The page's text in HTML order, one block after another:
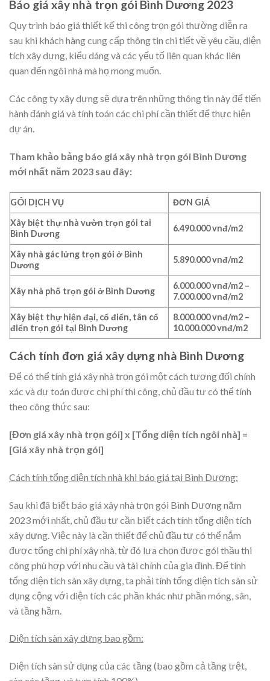
Báo giá xây nhà trọn gói Bình Dương 2023
Quy trình báo giá thiết kế thi công trọn gói thường diễn ra
sau khi khách hàng cung cấp thông tin chi tiết về yêu cầu, diện
tích xây dựng, kiểu dáng và các yếu tố liên quan khác liên
quan đến ngôi nhà mà họ mong muốn.
Các công ty xây dựng sẽ dựa trên những thông tin này để tiến
hành đánh giá và tính toán các chi phí cần thiết để thực hiện
dự án.
Tham khảo bảng báo giá xây nhà trọn gói Bình Dương
mới nhất năm 2023 sau đây:
GÓI DỊCH VỤ
ĐƠN GIÁ
Xây biệt thự nhà vườn trọn gói tai
Bình Dương
6.490.000 vnđ/m2
Xây nhà gác lửng trọn gói ở Bình
Dương
5.890.000 vnđ/m2
Xây nhà phố trọn gói ở Bình Dương
6.000.000 vnđ/m2 –
7.000.000 vnđ/m2
Xây biệt thự hiện đại, cổ điển, tân cổ
điển trọn gói tại Bình Dương
8.000.000 vnđ/m2 –
10.000.000 vnđ/m2
Cách tính đơn giá xây dựng nhà Bình Dương
Để có thể tính giá xây nhà trọn gói một cách tương đối chính
xác và dự toán được chi phí thi công, chủ đầu tư có thể tính
theo công thức sau:
[Đơn giá xây nhà trọn gói] x [Tổng diện tích ngôi nhà] =
[Giá xây nhà trọn gói]
Cách tính tổng diện tích nhà khi báo giá tại Bình Dương:
Sau khi đã biết báo giá xây nhà trọn gói Bình Dương năm
2023 mới nhất, chủ đầu tư cần biết cách tính tổng diện tích
xây dựng. Việc này là cần thiết để chủ đầu tư có thể nắm
được tổng chi phí xây nhà, từ đó lựa chọn được gói thầu thi
công phù hợp với nhu cầu và tài chính của gia đình. Để tính
tổng diện tích sàn xây dựng, ta phải tính tổng diện tích sàn sử
dụng cộng với diện tích các phần khác như phần móng, sân,
và tầng hầm.
Diện tích sàn xây dựng bao gồm:
Diện tích sàn sử dụng của các tầng (bao gồm cả tầng trệt,